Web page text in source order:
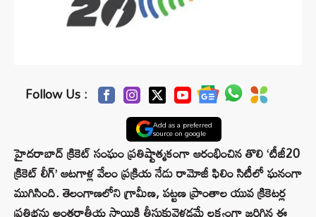
Follow Us :
Add as a preferred
source on google
హైదరాబాద్ క్రికెట్ సంఘం ప్రతిష్టాత్మకంగా ఆరంభించిన తొలి ‘టీజీ20
క్రికెట్ లీగ్’ ఆటగాళ్ల వేలం ప్రక్రియ నేడు రామోజీ ఫిలిం సిటీలో ఘనంగా
ముగిసింది. తెలంగాణలోని గ్రామీణ, పట్టణ ప్రాంతాల యువ క్రికెటర్ల